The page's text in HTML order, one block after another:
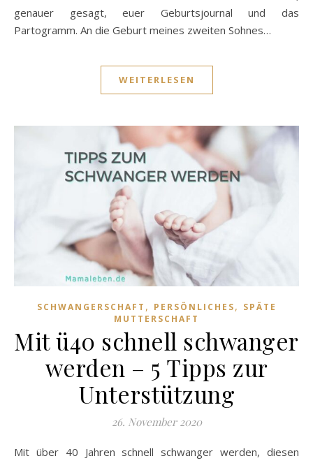
genauer gesagt, euer Geburtsjournal und das
Partogramm. An die Geburt meines zweiten Sohnes…
WEITERLESEN
SCHWANGERSCHAFT , PERSÖNLICHES, SPÄTE
MUTTERSCHAFT
Mit ü40 schnell schwanger
werden – 5 Tipps zur
Unterstützung
26. November 2020
Mit über 40 Jahren schnell schwanger werden, diesen